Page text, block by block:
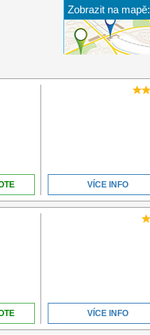
Zobrazit na mapě:
VÍCE INFO
VÍCE INFO
A FIRST CATEGORY,
HOLIDAY
DIRECTLY BY
ADRIATIC SEA AND
A PRIVATE BEACH